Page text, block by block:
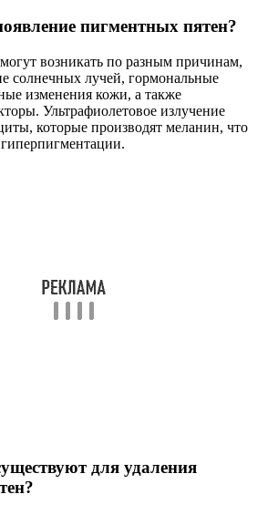
пигментных пятен?
возникать по разным причинам,
солнечных лучей, гормональные
изменения кожи, а также
Ультрафиолетовое излучение
которые производят меланин, что
для удаления